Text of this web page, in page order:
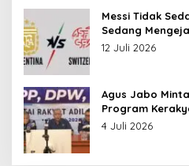
Messi Tidak
Sedang
12 Juli 2026
Agus Jabo
Program
Prabowo
4 Juli 2026